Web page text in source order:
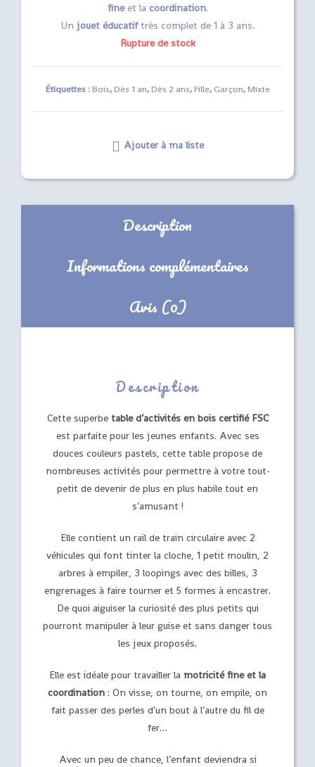
fineet la coordination.
Un jouet éducatiftrès complet de 1 à 3 ans.
Rupture de stock
Étiquettes :Bois,Dès 1 an,Dès 2 ans,Fille, Garçon,Mixte
Ajouter à ma liste
Description
Informations complémentaires
Avis (0)
Description
Cette superbe table d’activités en bois certifié FSC
est parfaite pour les jeunes enfants. Avec ses
douces couleurs pastels, cette table propose de
nombreuses activités pour permettre à votre tout-
petit de devenir de plus en plus habile tout en
s’amusant !
Elle contient un rail de train circulaire avec 2
véhicules qui font tinter la cloche, 1 petit moulin, 2
arbres à empiler, 3 loopings avec des billes, 3
engrenages à faire tourner et 5 formes à encastrer.
De quoi aiguiser la curiosité des plus petits qui
pourront manipuler à leur guise et sans danger tous
les jeux proposés.
Elle est idéale pour travailler la motricité fine et la
coordination : On visse, on tourne, on empile, on
fait passer des perles d’un bout à l’autre du fil de
fer…
Avec un peu de chance, l’enfant deviendra si